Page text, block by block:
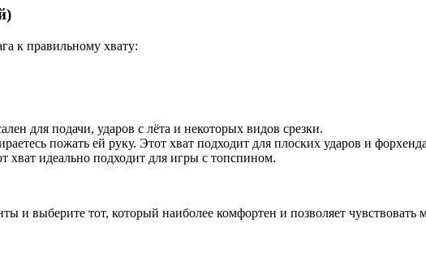
к правильному хвату:
для подачи, ударов с лёта и некоторых видов срезки.
пожать ей руку. Этот хват подходит для плоских ударов и
хват идеально подходит для игры с топспином.
и выберите тот, который наиболее комфортен и позволяет